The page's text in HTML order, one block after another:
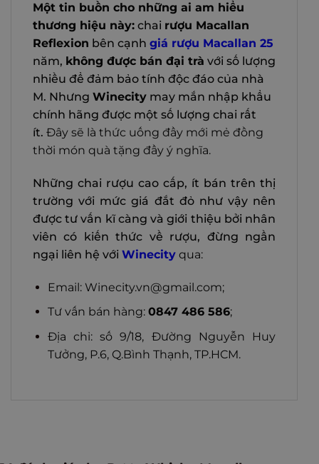
Một tin buồn cho những ai am hiểu
thương hiệu này: chai rượu Macallan
Reflexion bên cạnh giá rượu Macallan 25
năm, không được bán đại trà với số lượng
nhiều để đảm bảo tính độc đáo của nhà
M. Nhưng Winecity may mắn nhập khẩu
chính hãng được một số lượng chai rất
ít. Đây sẽ là thức uống đầy mới mẻ đồng
thời món quà tặng đầy ý nghĩa.
Những chai rượu cao cấp, ít bán trên thị
trường với mức giá đắt đỏ như vậy nên
được tư vấn kĩ càng và giới thiệu bởi nhân
viên có kiến thức về rượu, đừng ngần
ngại liên hệ với Winecity qua:
Email: Winecity.vn@gmail.com;
Tư vấn bán hàng: 0847 486 586;
Địa chỉ: số 9/18, Đường Nguyễn Huy
Tưởng, P.6, Q.Bình Thạnh, TP.HCM.